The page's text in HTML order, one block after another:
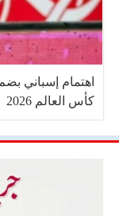
اهتمام إسباني
كأس العالم 2026